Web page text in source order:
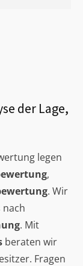
der Lage,
legen
,
. Wir
. Mit
beraten wir
Fragen